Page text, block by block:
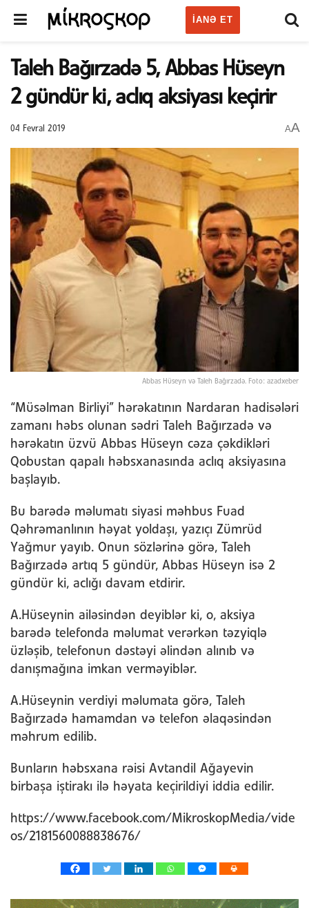
IANƏ ET
Taleh Bağırzadə 5, Abbas Hüseyn
2 gündür ki, aclıq aksiyası keçirir
04 Fevral 2019 AA
Abbas Hüseyn və Taleh Bağırzadə. Foto: azadxeber
“Müsəlman Birliyi” hərəkatının Nardaran hadisələri
zamanı həbs olunan sədri Taleh Bağırzadə və
hərəkatın üzvü Abbas Hüseyn cəza çəkdikləri
Qobustan qapalı həbsxanasında aclıq aksiyasına
başlayıb.
Bu barədə məlumatı siyasi məhbus Fuad
Qəhrəmanlının həyat yoldaşı, yazıçı Zümrüd
Yağmur yayıb. Onun sözlərinə görə, Taleh
Bağırzadə artıq 5 gündür, Abbas Hüseyn isə 2
gündür ki, aclığı davam etdirir.
A.Hüseynin ailəsindən deyiblər ki, o, aksiya
barədə telefonda məlumat verərkən təzyiqlə
üzləşib, telefonun dəstəyi əlindən alınıb və
danışmağına imkan verməyiblər.
A.Hüseynin verdiyi məlumata görə, Taleh
Bağırzadə hamamdan və telefon əlaqəsindən
məhrum edilib.
Bunların həbsxana rəisi Avtandil Ağayevin
birbaşa iştirakı ilə həyata keçirildiyi iddia edilir.
https://www.facebook.com/MikroskopMedia/vide
os/2181560088838676/